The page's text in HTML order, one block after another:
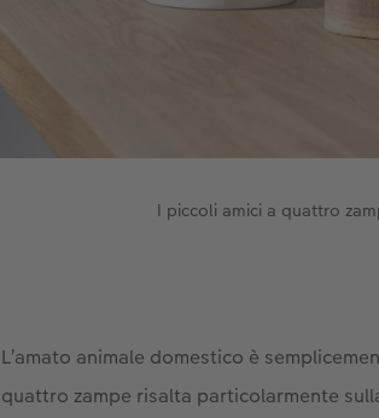
I piccoli amici a quattro
L’amato animale domestico è
quattro zampe risalta particolarmente